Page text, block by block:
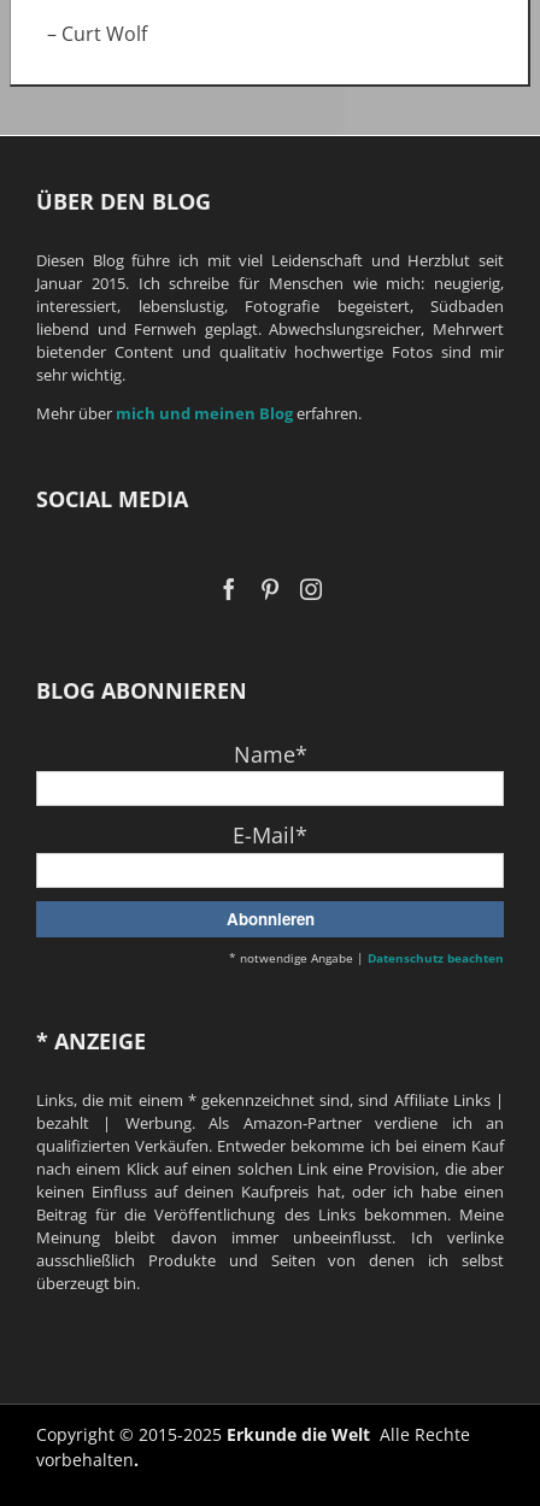
– Curt Wolf
ÜBER DEN BLOG
Diesen Blog führe ich mit viel Leidenschaft und Herzblut seit
Januar 2015. Ich schreibe für Menschen wie mich: neugierig,
interessiert, lebenslustig, Fotografie begeistert, Südbaden
liebend und Fernweh geplagt. Abwechslungsreicher, Mehrwert
bietender Content und qualitativ hochwertige Fotos sind mir
sehr wichtig.
Mehr über mich und meinen Blogerfahren.
SOCIAL MEDIA
BLOG ABONNIEREN
Name*
E-Mail*
* notwendige Angabe | Datenschutz beachten
* ANZEIGE
Links, die mit einem * gekennzeichnet sind, sind Affiliate Links |
bezahlt | Werbung. Als Amazon-Partner verdiene ich an
qualifizierten Verkäufen. Entweder bekomme ich bei einem Kauf
nach einem Klick auf einen solchen Link eine Provision, die aber
keinen Einfluss auf deinen Kaufpreis hat, oder ich habe einen
Beitrag für die Veröffentlichung des Links bekommen. Meine
Meinung bleibt davon immer unbeeinflusst. Ich verlinke
ausschließlich Produkte und Seiten von denen ich selbst
überzeugt bin.
Copyright © 2015-2025 Erkunde die Welt Alle Rechte
vorbehalten.